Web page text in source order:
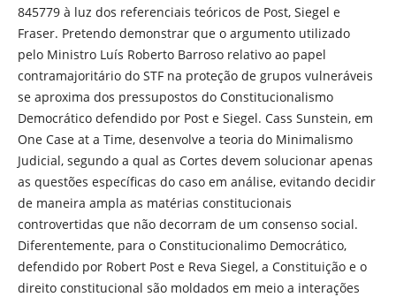
845779 à luz dos referenciais teóricos de Post, Siegel e
Fraser. Pretendo demonstrar que o argumento utilizado
pelo Ministro Luís Roberto Barroso relativo ao papel
contramajoritário do STF na proteção de grupos vulneráveis
se aproxima dos pressupostos do Constitucionalismo
Democrático defendido por Post e Siegel. Cass Sunstein, em
One Case at a Time, desenvolve a teoria do Minimalismo
Judicial, segundo a qual as Cortes devem solucionar apenas
as questões específicas do caso em análise, evitando decidir
de maneira ampla as matérias constitucionais
controvertidas que não decorram de um consenso social.
Diferentemente, para o Constitucionalimo Democrático,
defendido por Robert Post e Reva Siegel, a Constituição e o
direito constitucional são moldados em meio a interações